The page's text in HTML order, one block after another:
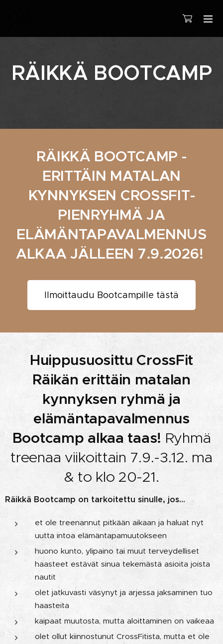
RÄIKKÄ BOOTCAMP
RÄIKKÄ BOOTCAMP -
ERITTÄIN MATALAN
KYNNYKSEN CROSSFIT-
PIENRYHMÄ JA
ELÄMÄNTAPAVALMENNUS
ALKAA JÄLLEEN 7.9.2026!
Ilmoittaudu Bootcampille tästä
Huippusuosittu CrossFit
Räikän erittäin matalan
kynnyksen ryhmä ja
elämäntapavalmennus
Bootcamp alkaa taas! Ryhmä
treenaa viikoittain 7.9.-3.12. ma
& to klo 20-21.
Räikkä Bootcamp on tarkoitettu sinulle, jos...
et ole treenannut pitkään aikaan ja haluat nyt
uutta intoa elämäntapamuutokseen
huono kunto, ylipaino tai muut terveydelliset
haasteet estävät sinua tekemästä asioita joista
nautit
olet jatkuvasti väsynyt ja arjessa jaksaminen tuo
haasteita
kaipaat muutosta, mutta aloittaminen on vaikeaa
olet ollut kiinnostunut CrossFitista, mutta et ole